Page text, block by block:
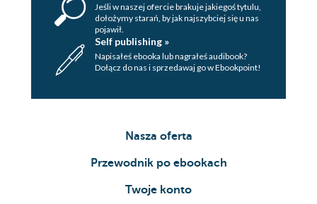
Jeśli w naszej ofercie brakuje jakiegoś tytulu,
dołożymy starań, by jak najszybciej się u nas
pojawił.
Self publishing »
Napisałeś ebooka lub nagrałeś audibook?
Dołącz do nas i sprzedawaj go w Ebookpoint!
Nasza oferta
Przewodnik po ebookach
Twoje konto